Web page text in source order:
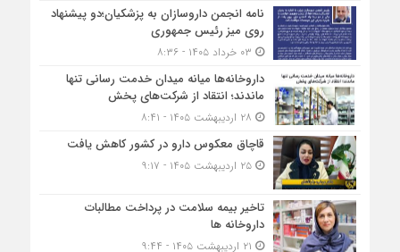
نامه انجمن داروسازان به پزشکیان؛دو پیشنهاد
روی میز رئیس جمهوری
داروخانه‌ها میانه میدان خدمت رسانی تنها
ماندند؛ انتقاد از شرکت‌های پخش
قاچاق معکوس دارو در کشور کاهش یافت
۲۵ اردیبهشت ۱۴۰۵ - ۹:۱۷
تاخیر بیمه سلامت در پرداخت مطالبات
داروخانه ها